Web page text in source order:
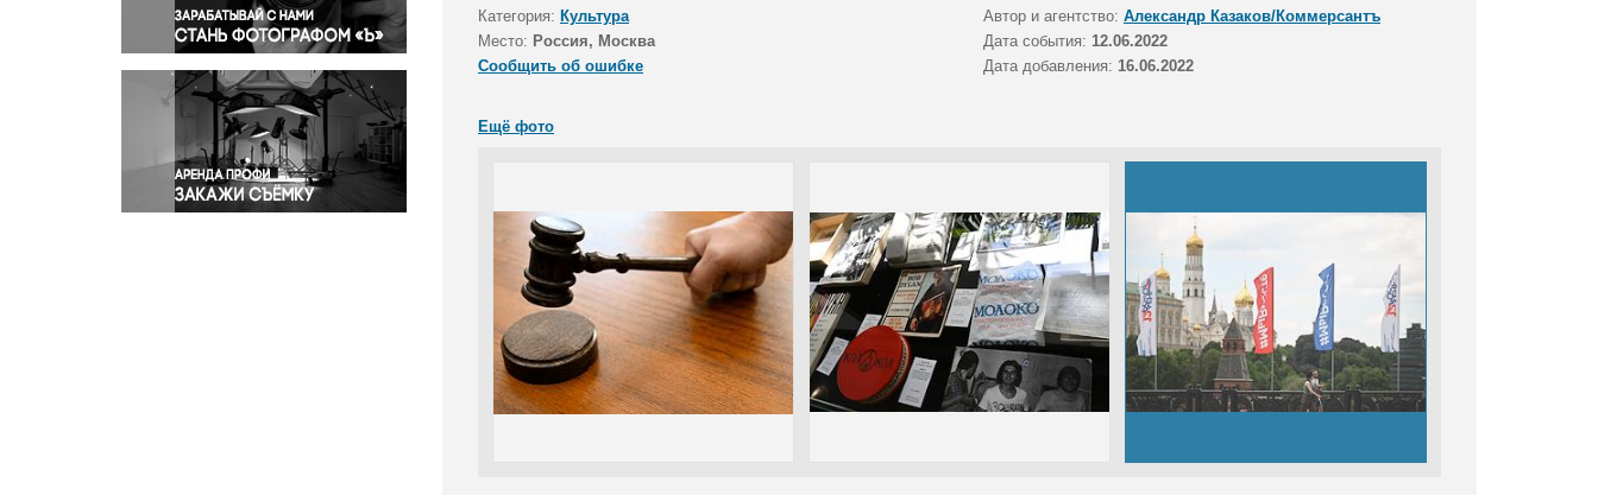
Происшествия и конфликты
Религия
Светская жизнь
Спорт
Экология
Экономика и бизнес
Категория: Культура Автор и агентство: Александр Казаков/Коммерсантъ
Место: Россия, Москва Дата события: 12.06.2022
Сообщить об ошибке
Дата добавления: 16.06.2022
Ещё фото